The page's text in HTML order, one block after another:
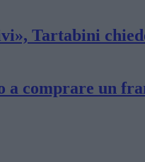
Tartabini
comprare un